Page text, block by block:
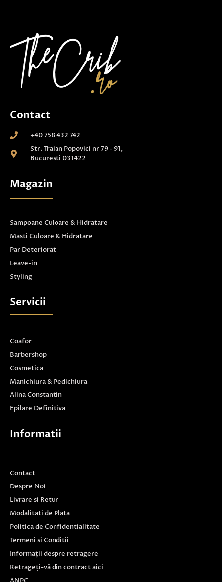
Contact
+40 758 432 742
Str. Traian Popovici nr 79 - 91,
Bucuresti 031422
Magazin
Sampoane Culoare & Hidratare
Masti Culoare & Hidratare
Par Deteriorat
Leave-in
Styling
Servicii
Coafor
Barbershop
Cosmetica
Manichiura & Pedichiura
Alina Constantin
Epilare Definitiva
Informatii
Contact
Despre Noi
Livrare si Retur
Modalitati de Plata
Politica de Confidentialitate
Termeni si Conditii
Informații despre retragere
Retrageți-vă din contract aici